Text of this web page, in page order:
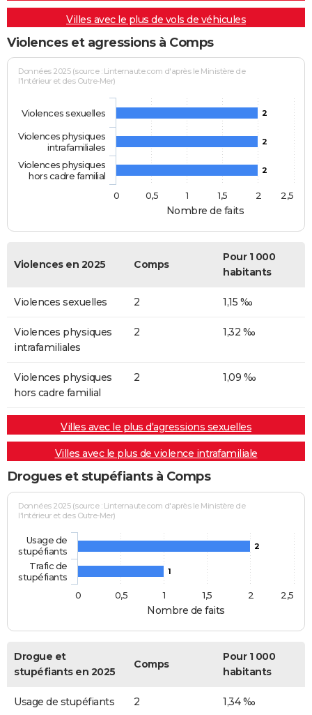
Villes avec le plus de vols de véhicules
Violences et agressions à Comps
Nombre de faits
Données 2025 (source : Linternaute.com d'après le Ministère de
l'Intérieur et des Outre-Mer)
2
2
2
Violences sexuelles
Violences physiques
intrafamiliales
Violences physiques
hors cadre familial
0
0,5 1 1,5 2 2,5
Violences en 2025 Comps
Pour 1 000
habitants
Violences sexuelles 2 1,15 ‰
Violences physiques
intrafamiliales
2 1,32 ‰
Violences physiques
hors cadre familial
2 1,09 ‰
Villes avec le plus d'agressions sexuelles
Villes avec le plus de violence intrafamiliale
Drogues et stupéfiants à Comps
Nombre de faits
Données 2025 (source : Linternaute.com d'après le Ministère de
l'Intérieur et des Outre-Mer)
2
1
Usage de
stupéfiants
Trafic de
stupéfiants
0
0,5 1 1,5 2 2,5
Drogue et
stupéfiants en 2025
Comps
Pour 1 000
habitants
Usage de stupéfiants 2 1,34 ‰